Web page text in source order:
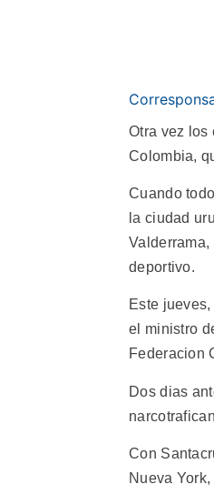
Otra vez los
Colombia,
Cuando
la ciudad
deportivo.
Este
el ministro
Federacion
Dos dias
Con
Nueva